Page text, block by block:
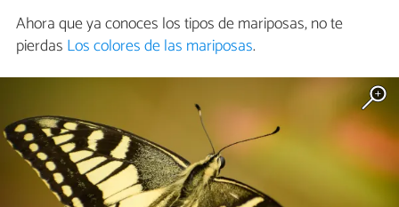
Ahora que ya conoces los tipos de mariposas, no te
pierdas Los colores de las mariposas.